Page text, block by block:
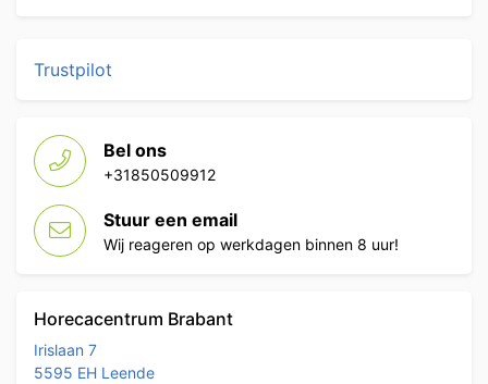
Trustpilot
Bel ons
+31850509912
Stuur een email
Wij reageren op werkdagen binnen 8 uur!
Horecacentrum Brabant
Irislaan 7
5595 EH Leende